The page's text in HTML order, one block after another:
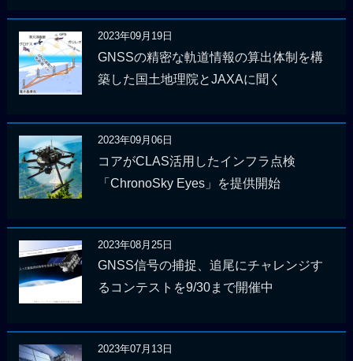
2023年09月19日
GNSSの精密な軌道情報の算出体制を構
築した国土地理院とJAXAに聞く
2023年09月06日
コアがCLAS活用したインフラ点検
「ChronoSky Eyes」を提供開始
2023年08月25日
GNSS信号の捕捉、追尾にチャレンジす
るコンテストを9/30まで開催中
2023年07月13日